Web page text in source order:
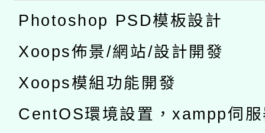
Photoshop PSD模板設計
Xoops佈景/網站/設計開發
Xoops模組功能開發
CentOS環境設置，xampp伺